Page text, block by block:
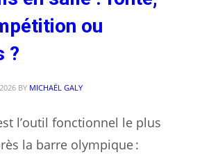
ou
?
BY MICHAËL GALY
l’outil fonctionnel le plus
la barre olympique :